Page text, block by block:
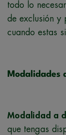
todo lo
de exclusión y
cuando estas
Modalidades
Modalidad a
que tengas